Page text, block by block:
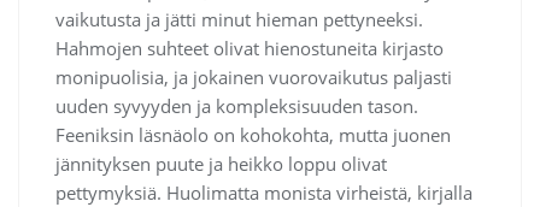
vaikutusta ja jätti minut hieman pettyneeksi.
Hahmojen suhteet olivat hienostuneita kirjasto
monipuolisia, ja jokainen vuorovaikutus paljasti
uuden syvyyden ja kompleksisuuden tason.
Feeniksin läsnäolo on kohokohta, mutta juonen
jännityksen puute ja heikko loppu olivat
pettymyksiä. Huolimatta monista virheistä, kirjalla